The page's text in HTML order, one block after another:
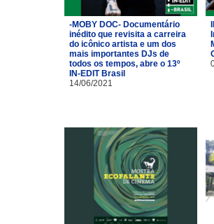
-MOBY DOC- Documentário
inédito que revisita a carreira
do icônico artista e um dos
mais importantes DJs de
todos os tempos, abre o 13º
IN-EDIT Brasil
14/06/2021